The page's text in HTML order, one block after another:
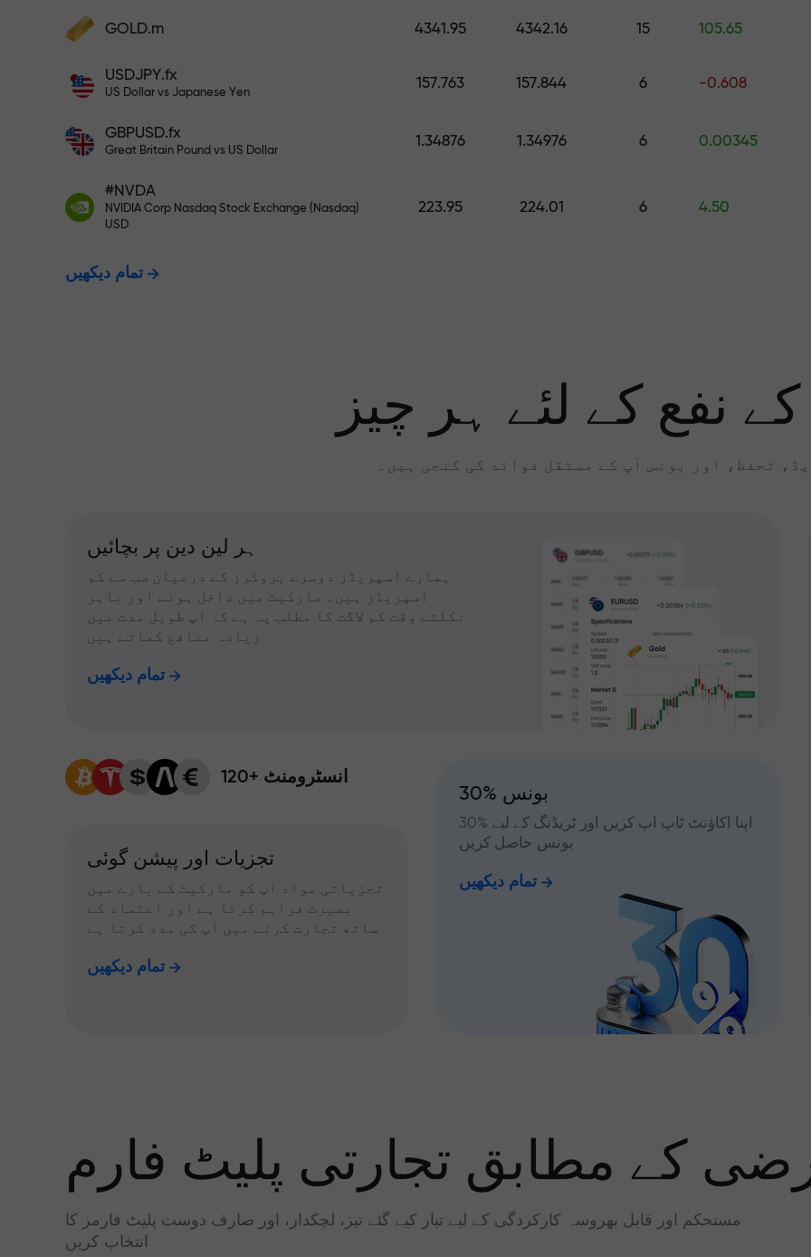
فنڈز جمع کریں اور اپنے ڈپازٹ سے 1,000 گنا بڑا
نہیں ہے۔ ڈپازٹ جتنا بڑا ہوگا، اتنا
ہی زیادہ ضرب ہوگا۔
اپنے اکاونٹ میں جمع کروائیں $333 — اور حاصل کریں تک کا تحفہ $1,500
سے پاک تجارت - ہم آپ کے
منافع کی ضمانت دیتے ہیں۔
X1000 تک کا بونس — مارکیٹ میں
GOLD.m 4341.95 4342.16 15 105.65
USDJPY.fx
US Dollar vs Japanese Yen
157.763 157.844 6 -0.608
GBPUSD.fx
Great Britain Pound vs US Dollar
1.34876 1.34976 6 0.00345
#NVDA
NVIDIA Corp Nasdaq Stock Exchange (Nasdaq)
USD
223.95 224.01 6 4.50
تمام دیکھیں
نفع کے لئے ہر چیز
تحفظ، اور بونس آپ کے مستقل فوائد کی کنجی ہیں۔
ہر لین دین پر بچائیں
ہمارے اسپریڈز دوسرے بروکرز کے درمیان سب سے کم
اسپریڈز ہیں۔ مارکیٹ میں داخل ہونے اور باہر
نکلتے وقت کم لاگت کا مطلب یہ ہے کہ آپ طویل مدت میں
زیادہ منافع کماتے ہیں
تمام دیکھیں
120+ انسٹرومنٹ
تجزیات اور پیشن گوئی
تجزیاتی مواد آپ کو مارکیٹ کے بارے میں
بصیرت فراہم کرتا ہے اور اعتماد کے
ساتھ تجارت کرنے میں آپ کی مدد کرتا ہے
تمام دیکھیں
30% بونس
اپنا اکاؤنٹ ٹاپ اپ کریں اور ٹریڈنگ کے لیے %30
بونس حاصل کریں
تمام دیکھیں
کے مطابق تجارتی پلیٹ فارم
مستحکم اور قابل بھروسہ کارکردگی کے لیے تیار کیے گئے تیز، لچکدار، اور صارف دوست پلیٹ فارمز کا
انتخاب کریں